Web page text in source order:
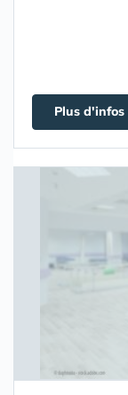
Plus d'infos